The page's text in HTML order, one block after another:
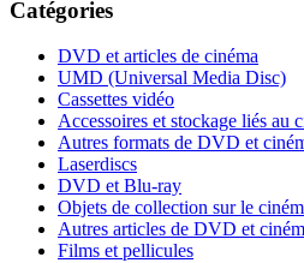
Catégories
DVD et articles de cinéma
UMD (Universal Media Disc)
Cassettes vidéo
Accessoires et stockage liés au
Autres formats de DVD et
Laserdiscs
DVD et Blu-ray
Objets de collection sur le
Autres articles de DVD et
Films et pellicules